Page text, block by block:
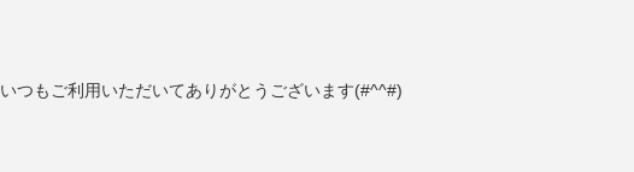
いつもご利用いただいてありがとうございます(#^^#)